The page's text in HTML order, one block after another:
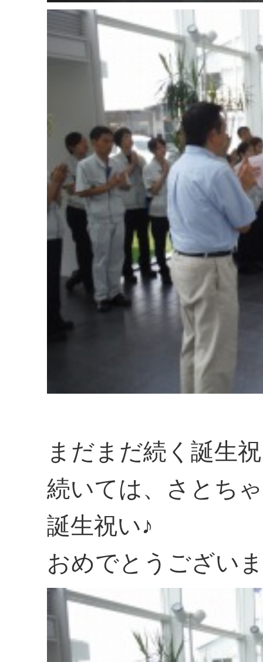
まだまだ続く誕生
続いては、さとち
誕生祝い♪
おめでとうござ